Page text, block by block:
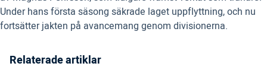
Under hans första säsong säkrade laget uppflyttning, och nu
fortsätter jakten på avancemang genom divisionerna.
Relaterade artiklar